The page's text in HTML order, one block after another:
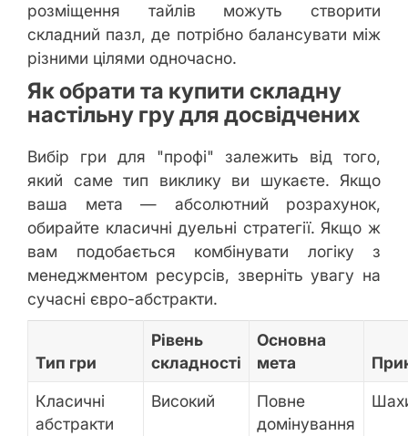
розміщення тайлів можуть створити
складний пазл, де потрібно балансувати між
різними цілями одночасно.
Як обрати та купити складну
настільну гру для досвідчених
Вибір гри для "профі" залежить від того,
який саме тип виклику ви шукаєте. Якщо
ваша мета — абсолютний розрахунок,
обирайте класичні дуельні стратегії. Якщо ж
вам подобається комбінувати логіку з
менеджментом ресурсів, зверніть увагу на
сучасні євро-абстракти.
Тип гри
Рівень
складності
Основна
мета
Класичні
абстракти
Високий
Повне
домінування